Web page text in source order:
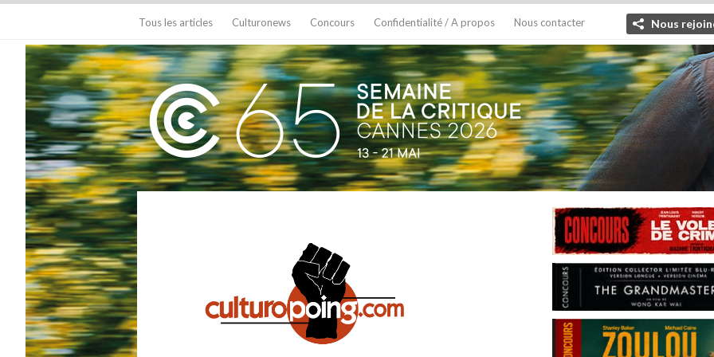
Tous les articles Culturonews Concours Confidentialité / A propos Nous contacter Nous